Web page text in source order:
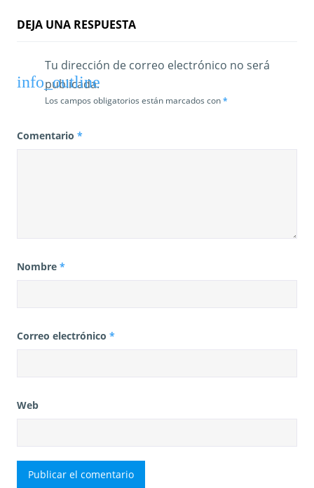
d
DEJA UNA RESPUESTA
Tu dirección de correo electrónico no será
publicada.
Los campos obligatorios están marcados con*
Comentario *
Nombre *
Correo electrónico *
Web